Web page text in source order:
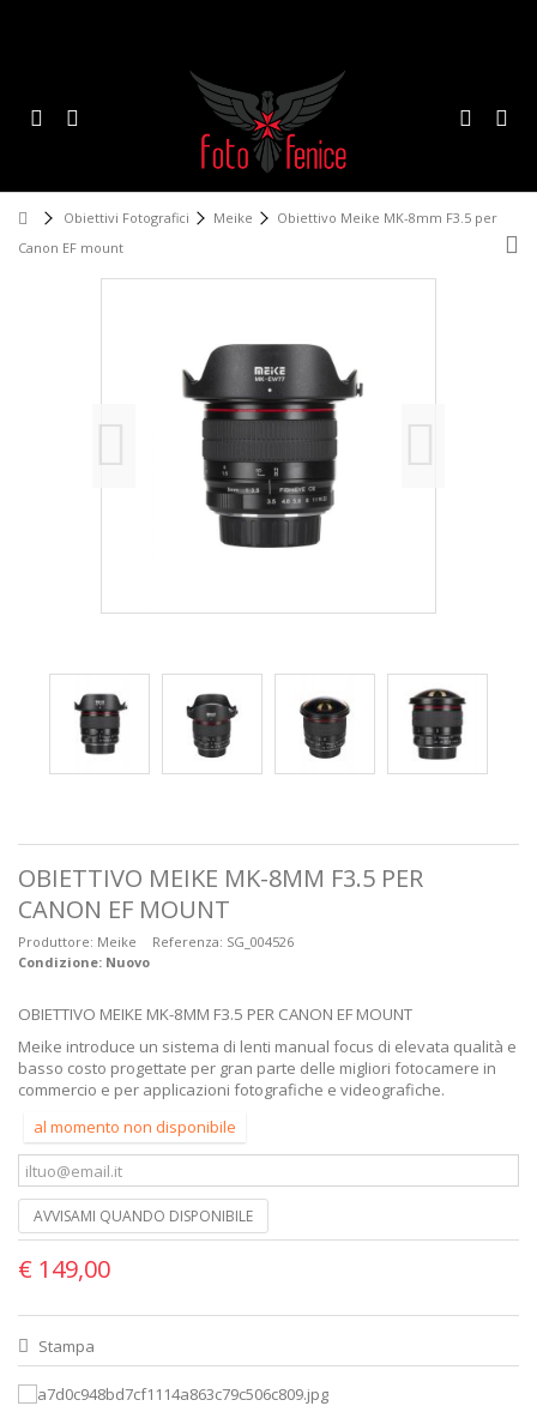
Obiettivi Fotografici Meike
Obiettivo Meike MK-8mm F3.5 per
Canon EF mount
OBIETTIVO MEIKE MK-8MM F3.5 PER
CANON EF MOUNT
Produttore: Meike Referenza: SG_004526
Condizione: Nuovo
OBIETTIVO MEIKE MK-8MM F3.5 PER CANON EF MOUNT
Meike introduce un sistema di lenti manual focus di elevata qualità e
basso costo progettate per gran parte delle migliori fotocamere in
commercio e per applicazioni fotografiche e videografiche.
al momento non disponibile
AVVISAMI QUANDO DISPONIBILE
€ 149,00
Stampa